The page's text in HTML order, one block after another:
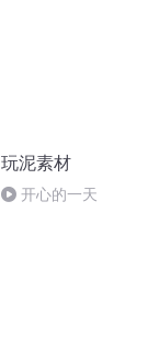
玩泥素材
开心的一天